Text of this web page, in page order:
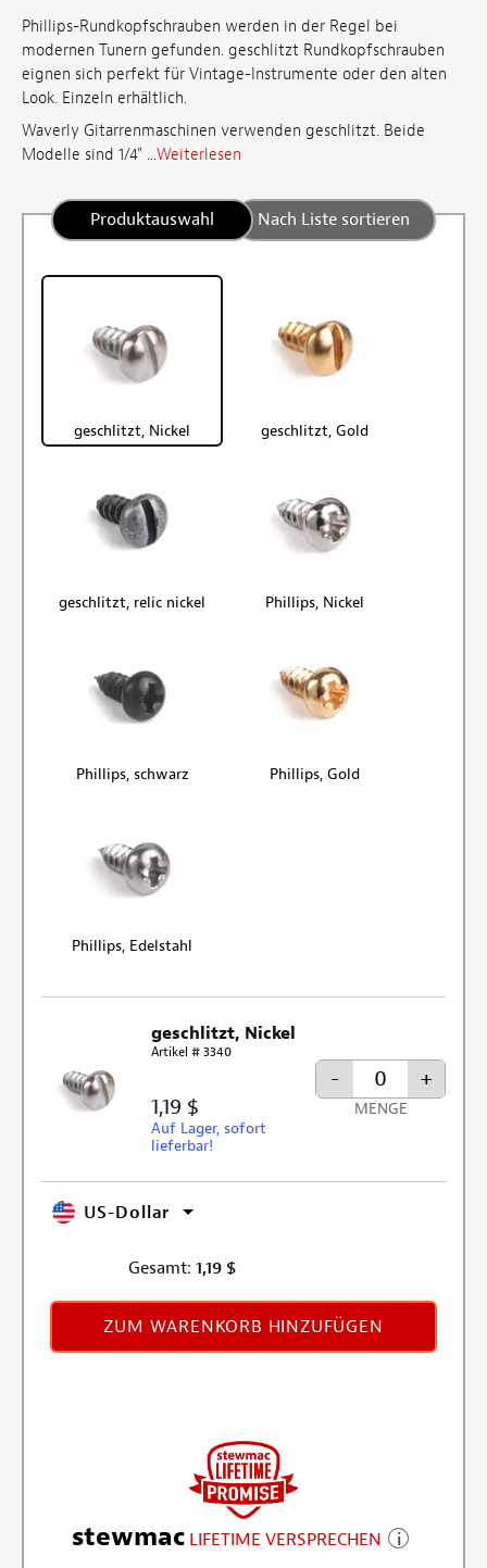
Phillips-Rundkopfschrauben werden in der Regel bei
modernen Tunern gefunden. geschlitzt Rundkopfschrauben
eignen sich perfekt für Vintage-Instrumente oder den alten
Look. Einzeln erhältlich.
Waverly Gitarrenmaschinen verwenden geschlitzt. Beide
Modelle sind 1/4" ...Weiterlesen
Produktauswahl Nach Liste sortieren
geschlitzt, Nickel geschlitzt, Gold
geschlitzt, relic nickel Phillips, Nickel
Phillips, schwarz Phillips, Gold
Phillips, Edelstahl
geschlitzt, Nickel
Artikel # 3340
1,19 $
Auf Lager, sofort
lieferbar!
- +
MENGE
US-Dollar
Gesamt: 1,19 $
ZUM WARENKORB HINZUFÜGEN
stewmac LIFETIME VERSPRECHEN